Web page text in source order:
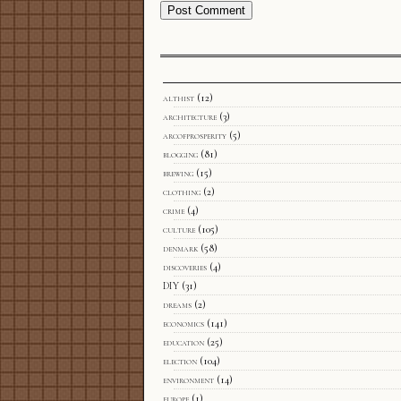
althist (12)
architecture (3)
arcofprosperity (5)
blogging (81)
brewing (15)
clothing (2)
crime (4)
culture (105)
denmark (58)
discoveries (4)
DIY (31)
dreams (2)
economics (141)
education (25)
election (104)
environment (14)